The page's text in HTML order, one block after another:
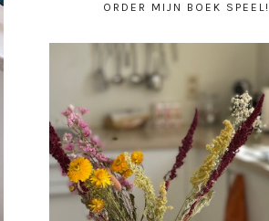
ORDER MIJN BOEK SPEEL!